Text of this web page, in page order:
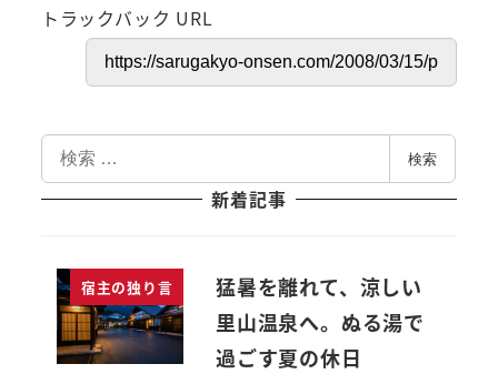
トラックバック URL
索
検索
新着記事
宿主の独り言
猛暑を離れて、涼しい
里山温泉へ。ぬる湯で
過ごす夏の休日